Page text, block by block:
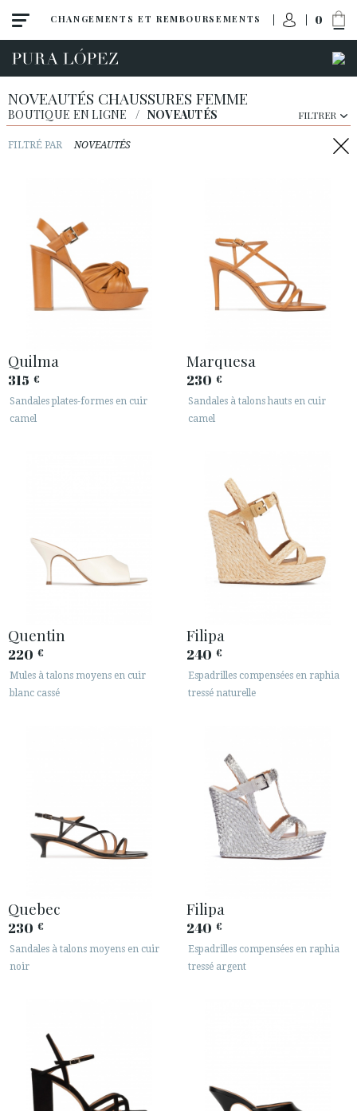
CHANGEMENTS ET REMBOURSEMENTS 0
Toute la collection
Sandales
Compensées
Talon haut
Talon moyen
Chaussures plates
ACCÈS À MA COMMANDE
ENGLISH
PAYS: NEDERLAND
· EXPÉDITIONS
· CHANGEMENTS ET REMBOURSEMENTS
· POLITIQUE DE CONFIDENTIALITÉ
· TERMES ET CONDITIONS
 
ESPACE CLIENTS B2B
SECURE WEB SSL CERTIFICATE © 2026 PURA LOPEZ
NOVEAUTÉS CHAUSSURES FEMME
BOUTIQUE EN LIGNE / NOVEAUTÉS FILTRER
FILTRÉ PAR NOVEAUTÉS
Quilma
315 €
Sandales plates-formes en cuir
camel
Marquesa
230 €
Sandales à talons hauts en cuir
camel
Quentin
220 €
Mules à talons moyens en cuir
blanc cassé
Filipa
240 €
Espadrilles compensées en raphia
tressé naturelle
Quebec
230 €
Sandales à talons moyens en cuir
noir
Filipa
240 €
Espadrilles compensées en raphia
tressé argent